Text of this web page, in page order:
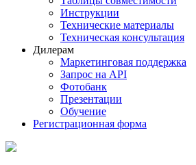
Инструкции
Технические материалы
Техническая консультация
Дилерам
Маркетинговая поддержка
Запрос на API
Фотобанк
Презентации
Обучение
Регистрационная форма